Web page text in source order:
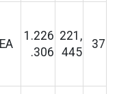
EA
1.226
.306
221,
445
37